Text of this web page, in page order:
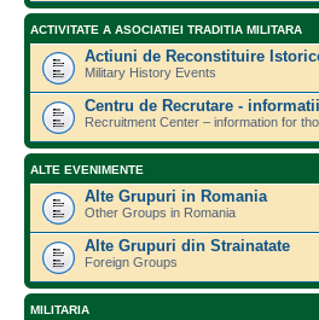
ACTIVITATE A ASOCIATIEI TRADITIA MILITARA
Actiuni de Reconstituire
Military History Events
Centru de Recrutare -
Recruitment Center – information for
ALTE EVENIMENTE
Alte Grupuri in Romania
Other Groups in Romania
Alte Grupuri din Strainatate
Foreign Groups
MILITARIA